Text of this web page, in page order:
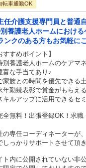
転車通勤OK
介護支援専門員と普通
養護老人ホームにおけ
ンクのある方もお気軽に
すすめポイント】
養護老人ホームのケアマ
な手当てあり♪
族との時間を優先できる
勤続表彰で賞金がもらえ
ルアップに活用できるセ
全無料！出張登録OK！求職
の専任コーディネーターが
しっかりサポートさせて頂
ト内に公開されていない非